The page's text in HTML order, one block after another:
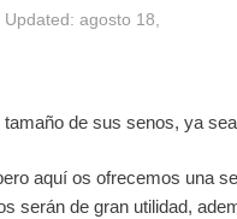
Updated: agosto 18,
de sus senos, ya
aquí os ofrecemos una
serán de gran utilidad,